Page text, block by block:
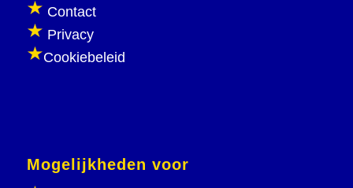
Contact
Privacy
Cookiebeleid
Mogelijkheden voor